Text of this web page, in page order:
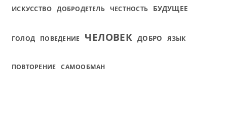
ИСКУССТВО ДОБРОДЕТЕЛЬ ЧЕСТНОСТЬ БУДУЩЕЕ
ГОЛОД ПОВЕДЕНИЕ ЧЕЛОВЕК ДОБРО ЯЗЫК
ПОВТОРЕНИЕ САМООБМАН